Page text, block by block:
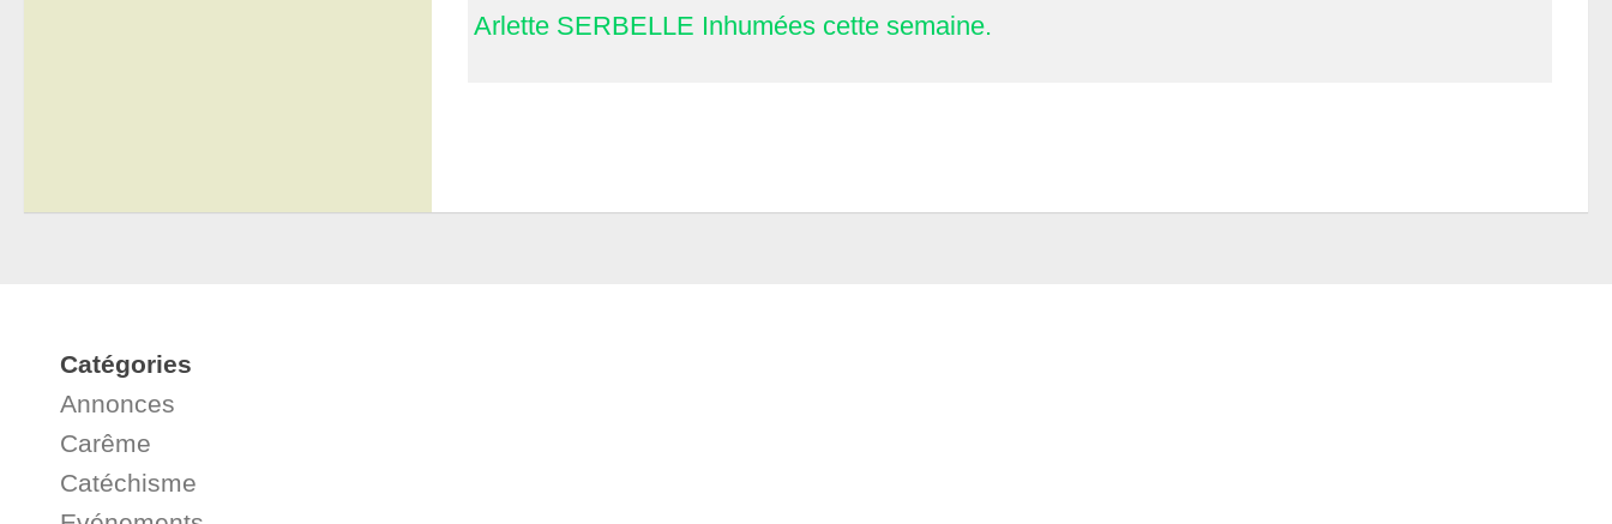
Arlette SERBELLE Inhumées cette semaine.
Catégories
Annonces
Carême
Catéchisme